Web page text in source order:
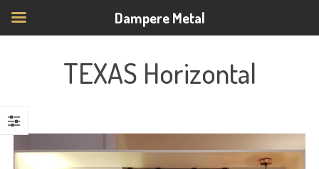
TEXAS Horizontal
Dampere Metal